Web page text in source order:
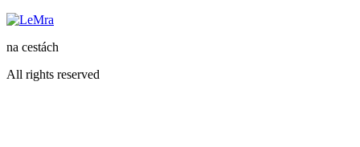
na cestách
All rights reserved